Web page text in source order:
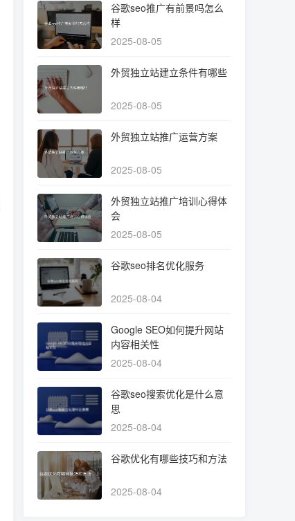
谷歌seo推广有前景吗怎么
样
2025-08-05
外贸独立站建立条件有哪些
2025-08-05
外贸独立站推广运营方案
2025-08-05
外贸独立站推广培训心得体
会
2025-08-05
谷歌seo排名优化服务
2025-08-04
Google SEO如何提升网站
内容相关性
2025-08-04
谷歌seo搜索优化是什么意
思
2025-08-04
谷歌优化有哪些技巧和方法
2025-08-04